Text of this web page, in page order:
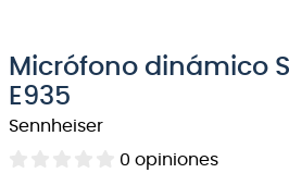
Micrófono dinámico
E935
Sennheiser
0 opiniones
4
pioneerdj
5.
amplificador
6.
guitarra